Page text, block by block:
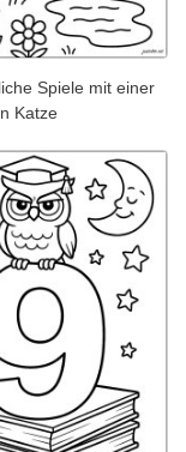
Spiele mit einer
Katze